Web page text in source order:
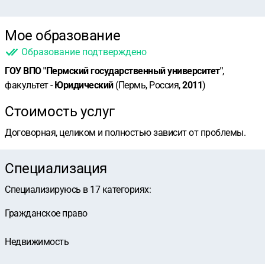
Мое образование
Образование подтверждено
ГОУ ВПО "Пермский государственный университет",
факультет -Юридический(Пермь, Россия,2011)
Стоимость услуг
Договорная, целиком и полностью зависит от проблемы.
Специализация
Специализируюсь в 17 категориях:
Гражданское право
Недвижимость